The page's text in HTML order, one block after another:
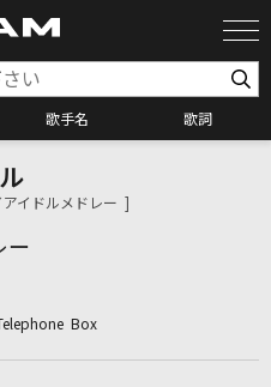
歌手名 歌詞
検索
イドルメドレー ]
ー
Box